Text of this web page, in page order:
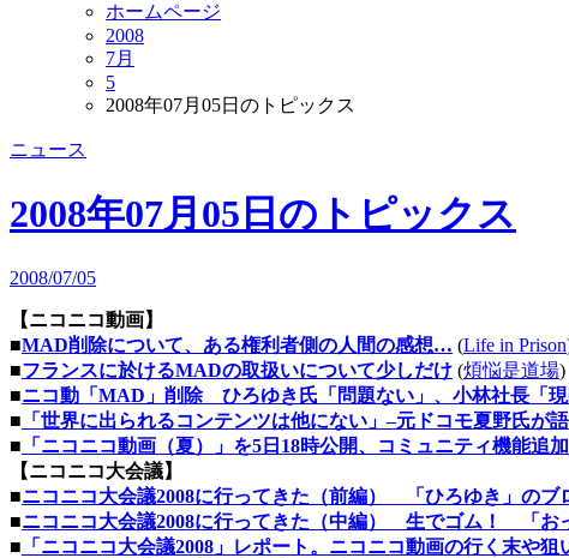
ホームページ
2008
7月
5
2008年07月05日のトピックス
ニュース
2008年07月05日のトピックス
2008/07/05
【ニコニコ動画】
■MAD削除について、ある権利者側の人間の感想… (Life in Prison
■フランスに於けるMADの取扱いについて少しだけ (煩悩是道場)
■ニコ動「MAD」削除 ひろゆき氏「問題ない」、小林社長「現
■ 「世界に出られるコンテンツは他にない」–元ドコモ夏野氏が
■ 「ニコニコ動画（夏）」を5日18時公開、コミュニティ機能追加
【ニコニコ大会議】
■ニコニコ大会議2008に行ってきた（前編） 「ひろゆき」のブ
■ニコニコ大会議2008に行ってきた（中編） 生でゴム！ 「お
■ 「ニコニコ大会議2008」レポート。ニコニコ動画の行く末や